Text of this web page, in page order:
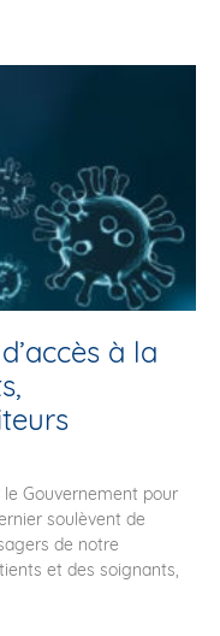
à la
Gouvernement pour
soulèvent de
de notre
et des soignants,